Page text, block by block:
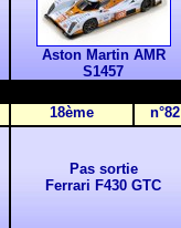
Aston Martin AMR
S1457
18ème n°82
Pas sortie
Ferrari F430 GTC